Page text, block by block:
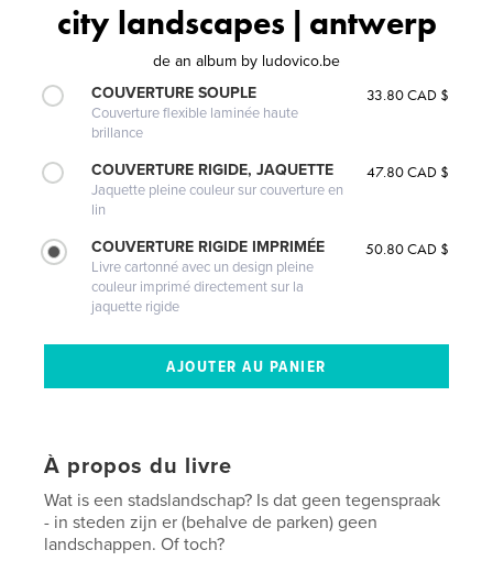
city landscapes | antwerp
de an album by ludovico.be
COUVERTURE SOUPLE
Couverture flexible laminée haute
brillance
33.80 CAD $
COUVERTURE RIGIDE, JAQUETTE
Jaquette pleine couleur sur couverture en
lin
47.80 CAD $
COUVERTURE RIGIDE IMPRIMÉE
Livre cartonné avec un design pleine
couleur imprimé directement sur la
jaquette rigide
50.80 CAD $
À propos du livre
Wat is een stadslandschap? Is dat geen tegenspraak
- in steden zijn er (behalve de parken) geen
landschappen. Of toch?